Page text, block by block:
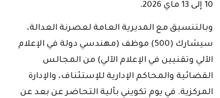
10 إلى 13 ماي 2026.
وبالتنسيق مع المديرية العامة لعصرنة العدالة،
سيشارك (500) موظف (مهندسي دولة في الإعلام
الآلي وتقنيين في الإعلام الآلي) من المجالس
القضائية والمحاكم الإدارية للإستئناف، والإدارة
المركزية. في يوم تكويني بآلية التحاضر عن بعد عن